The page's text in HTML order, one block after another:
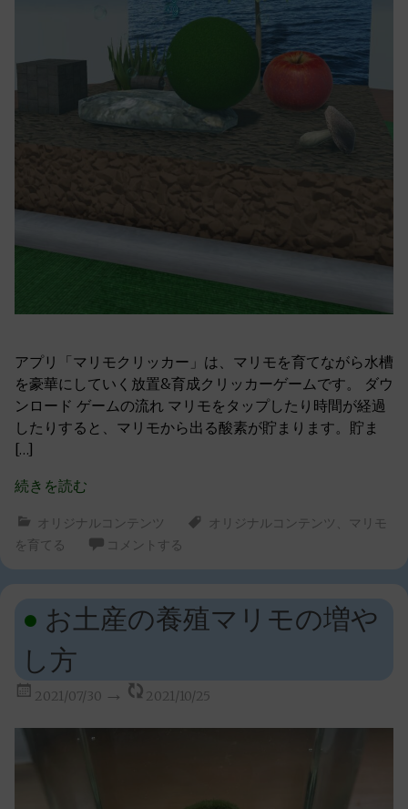
アプリ「マリモクリッカー」は、マリモを育てながら水槽
を豪華にしていく放置&育成クリッカーゲームです。 ダウ
ンロード ゲームの流れ マリモをタップしたり時間が経過
したりすると、マリモから出る酸素が貯まります。貯ま
[…]
続きを読む
オリジナルコンテンツ オリジナルコンテンツ
マリモ
を育てる
コメントする
お土産の養殖マリモの増や
し方
2021/07/30 2021/10/25